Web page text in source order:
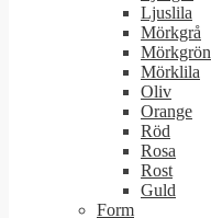
Ljuslila
Mörkgrå
Mörkgrön
Mörklila
Oliv
Orange
Röd
Rosa
Rost
Guld
Form